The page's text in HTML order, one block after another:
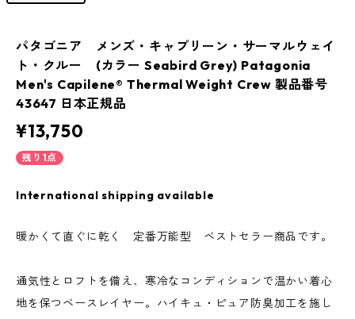
パタゴニア メンズ・キャプリーン・サーマルウェイ
ト・クルー (カラー Seabird Grey) Patagonia
Men's Capilene® Thermal Weight Crew 製品番号
43647 日本正規品
¥13,750
残り1点
International shipping available
暖かくて直ぐに乾く 定番万能型 ベストセラー商品です。
通気性とロフトを備え、寒冷なコンディションで温かい着心
地を保つベースレイヤー。ハイキュ・ピュア防臭加工を施し